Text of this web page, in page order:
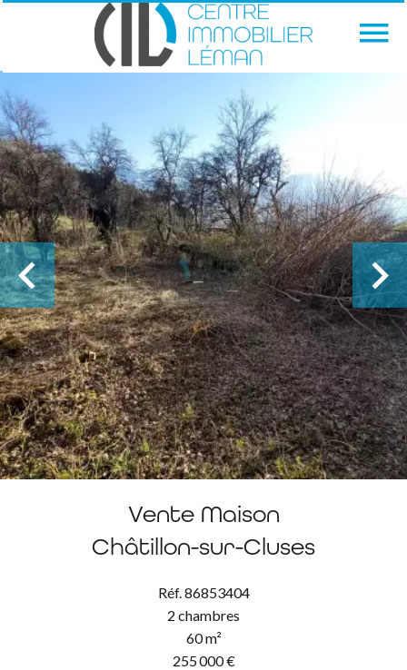
Vente Maison
Châtillon-sur-Cluses
Réf. 86853404
2 chambres
60 m²
255 000 €